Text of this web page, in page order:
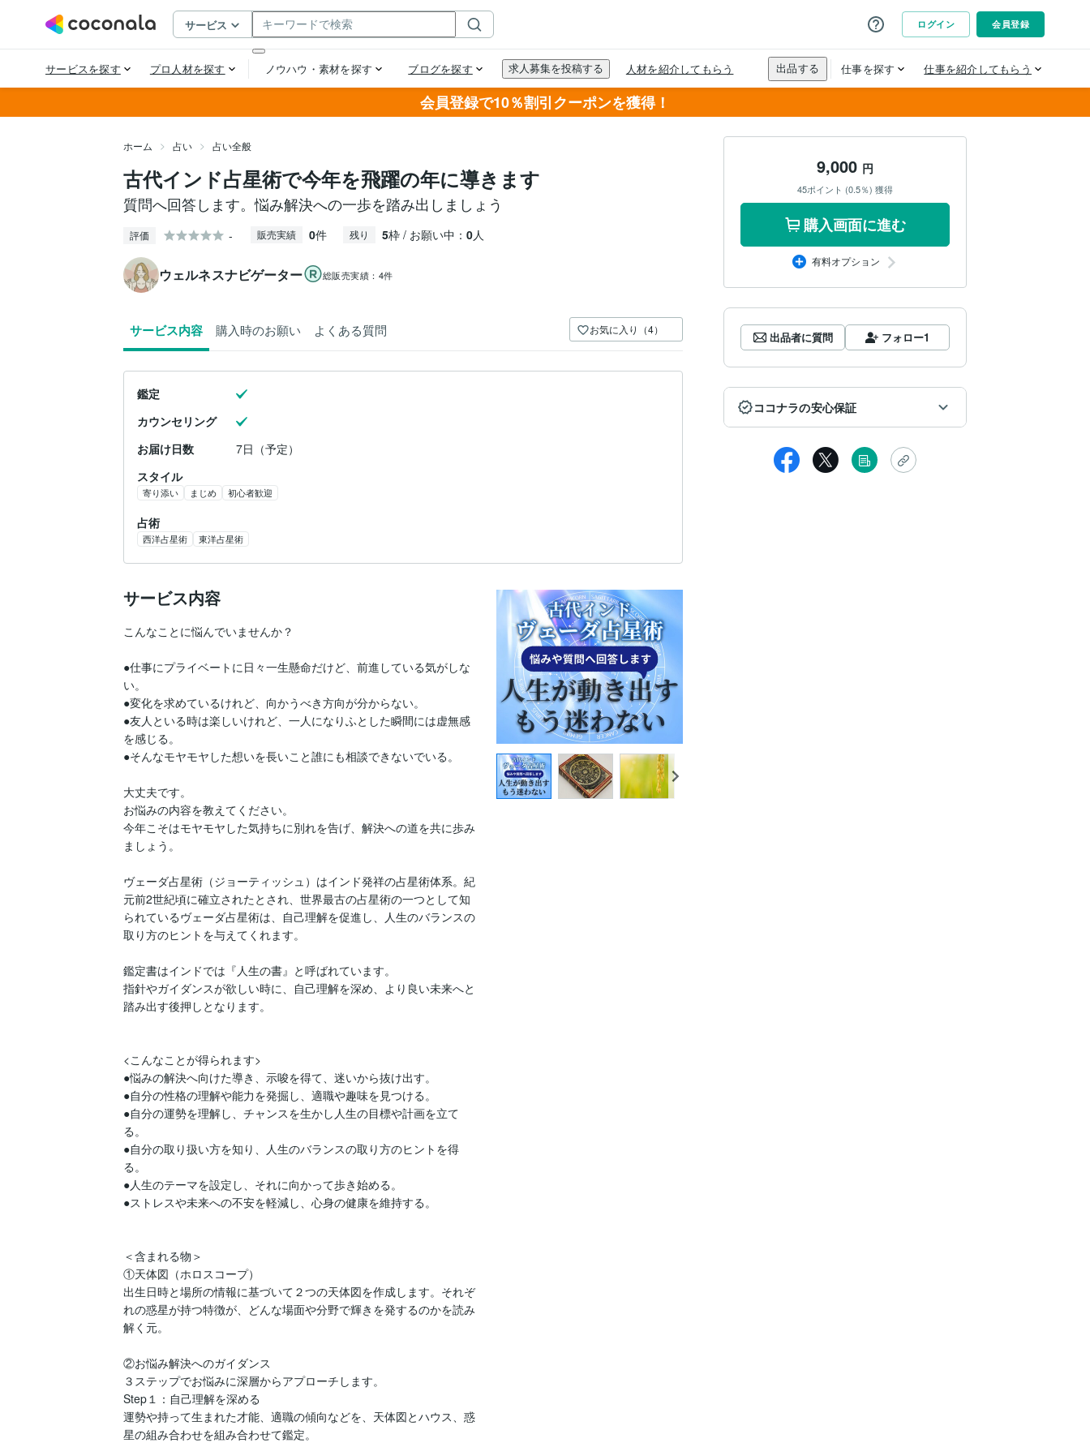
会員登録で10％割引クーポンを獲得！
ホーム 占い 占い全般
古代インド占星術で今年を飛躍の年に導きます
質問へ回答します。悩み解決への一歩を踏み出しましょう
評価 - 販売実績 0件 残り 5枠 / お願い中： 0人
ウェルネスナビゲーター 総販売実績： 4件
サービス内容 購入時のお願い よくある質問 お気に入り（4）
鑑定
カウンセリング
お届け日数
7日（予定）
スタイル
寄り添い まじめ 初心者歓迎
占術
西洋占星術 東洋占星術
サービス内容
こんなことに悩んでいませんか？
●仕事にプライベートに日々一生懸命だけど、前進している気がしな
い。
●変化を求めているけれど、向かうべき方向が分からない。
●友人といる時は楽しいけれど、一人になりふとした瞬間には虚無感
を感じる。
●そんなモヤモヤした想いを長いこと誰にも相談できないでいる。
大丈夫です。
お悩みの内容を教えてください。
今年こそはモヤモヤした気持ちに別れを告げ、解決への道を共に歩み
ましょう。
ヴェーダ占星術（ジョーティッシュ）はインド発祥の占星術体系。紀
元前2世紀頃に確立されたとされ、世界最古の占星術の一つとして知
られているヴェーダ占星術は、自己理解を促進し、人生のバランスの
取り方のヒントを与えてくれます。
鑑定書はインドでは『人生の書』と呼ばれています。
指針やガイダンスが欲しい時に、自己理解を深め、より良い未来へと
踏み出す後押しとなります。
<こんなことが得られます>
●悩みの解決へ向けた導き、示唆を得て、迷いから抜け出す。
●自分の性格の理解や能力を発掘し、適職や趣味を見つける。
●自分の運勢を理解し、チャンスを生かし人生の目標や計画を立て
る。
●自分の取り扱い方を知り、人生のバランスの取り方のヒントを得
る。
●人生のテーマを設定し、それに向かって歩き始める。
●ストレスや未来への不安を軽減し、心身の健康を維持する。
＜含まれる物＞
①天体図（ホロスコープ）
出生日時と場所の情報に基づいて２つの天体図を作成します。それぞ
れの惑星が持つ特徴が、どんな場面や分野で輝きを発するのかを読み
解く元。
②お悩み解決へのガイダンス
３ステップでお悩みに深層からアプローチします。
Step１：自己理解を深める
運勢や持って生まれた才能、適職の傾向などを、天体図とハウス、惑
星の組み合わせを組み合わせて鑑定。
9,000 円
45ポイント (0.5％) 獲得
購入画面に進む
有料オプション
出品者に質問 フォロー1
ココナラの安心保証